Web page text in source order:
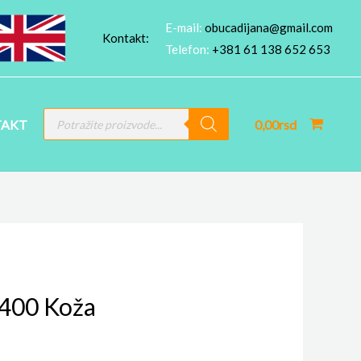
Kontakt:
E-mail: obucadijana@gmail.com
Telefon: +381 61 138 652 653
PRODUCTS
SEARCH
0,00rsd
Koža